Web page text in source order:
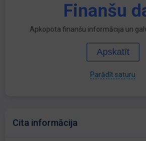
Finanšu
Apkopota finanšu informācija un
Apskatīt
Parādīt saturu
Cita informācija